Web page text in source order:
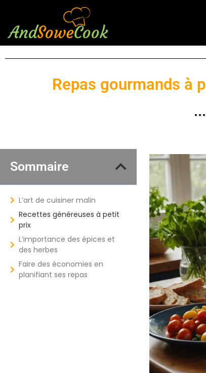
Repas gourmands à
Sommaire
L’art de cuisiner malin
Recettes généreuses à petit
prix
L’importance des épices et
des herbes
Faire des économies en
planifiant ses repas